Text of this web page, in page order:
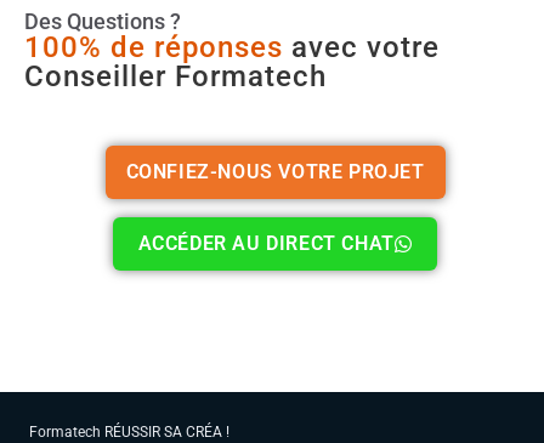
Des Questions ?
100% de réponses avec votre
Conseiller Formatech
CONFIEZ-NOUS VOTRE PROJET
ACCÉDER AU DIRECT CHAT
Formatech RÉUSSIR SA CRÉA !